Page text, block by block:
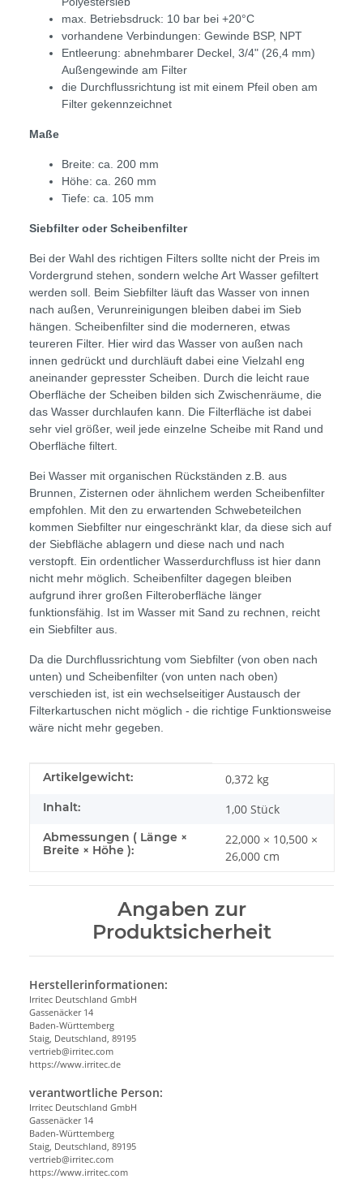
max. Betriebsdruck: 10 bar bei +20°C
vorhandene Verbindungen: Gewinde BSP, NPT
Entleerung: abnehmbarer Deckel, 3/4" (26,4 mm)
Außengewinde am Filter
die Durchflussrichtung ist mit einem Pfeil oben am
Filter gekennzeichnet
Maße
Breite: ca. 200 mm
Höhe: ca. 260 mm
Tiefe: ca. 105 mm
Siebfilter oder Scheibenfilter
Bei der Wahl des richtigen Filters sollte nicht der Preis im
Vordergrund stehen, sondern welche Art Wasser gefiltert
werden soll. Beim Siebfilter läuft das Wasser von innen
nach außen, Verunreinigungen bleiben dabei im Sieb
hängen. Scheibenfilter sind die moderneren, etwas
teureren Filter. Hier wird das Wasser von außen nach
innen gedrückt und durchläuft dabei eine Vielzahl eng
aneinander gepresster Scheiben. Durch die leicht raue
Oberfläche der Scheiben bilden sich Zwischenräume, die
das Wasser durchlaufen kann. Die Filterfläche ist dabei
sehr viel größer, weil jede einzelne Scheibe mit Rand und
Oberfläche filtert.
Bei Wasser mit organischen Rückständen z.B. aus
Brunnen, Zisternen oder ähnlichem werden Scheibenfilter
empfohlen. Mit den zu erwartenden Schwebeteilchen
kommen Siebfilter nur eingeschränkt klar, da diese sich auf
der Siebfläche ablagern und diese nach und nach
verstopft. Ein ordentlicher Wasserdurchfluss ist hier dann
nicht mehr möglich. Scheibenfilter dagegen bleiben
aufgrund ihrer großen Filteroberfläche länger
funktionsfähig. Ist im Wasser mit Sand zu rechnen, reicht
ein Siebfilter aus.
Da die Durchflussrichtung vom Siebfilter (von oben nach
unten) und Scheibenfilter (von unten nach oben)
verschieden ist, ist ein wechselseitiger Austausch der
Filterkartuschen nicht möglich - die richtige Funktionsweise
wäre nicht mehr gegeben.
Produkteigenschaft
Wert
Artikelgewicht: 0,372 kg
Inhalt: 1,00 Stück
Abmessungen ( Länge ×
Breite × Höhe ):
22,000 × 10,500 ×
26,000 cm
Angaben zur
Produktsicherheit
Herstellerinformationen:
Irritec Deutschland GmbH
Gassenäcker 14
Baden-Württemberg
Staig, Deutschland, 89195
vertrieb@irritec.com
https://www.irritec.de
verantwortliche Person:
Irritec Deutschland GmbH
Gassenäcker 14
Baden-Württemberg
Staig, Deutschland, 89195
vertrieb@irritec.com
https://www.irritec.com